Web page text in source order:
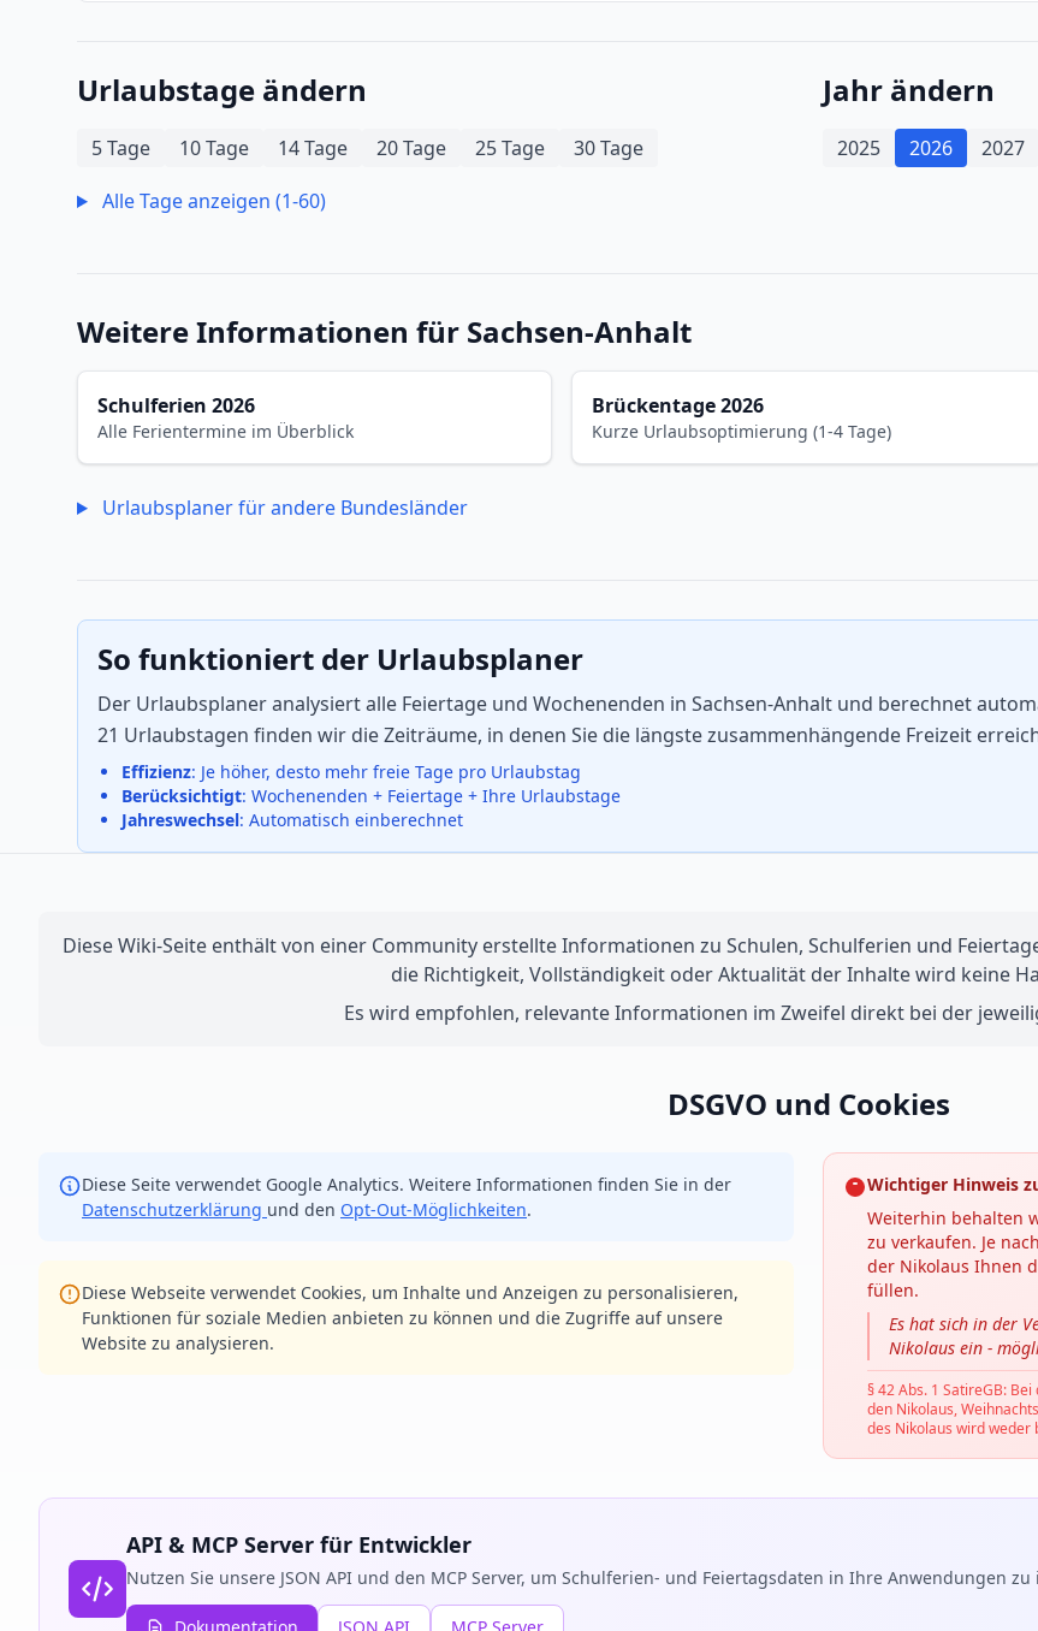
Urlaubstage ändern
5 Tage 10 Tage 14 Tage 20 Tage 25 Tage
30 Tage
Alle Tage anzeigen (1-60)
Jahr ändern
2025 2026 2027
Weitere Informationen für Sachsen-Anhalt
Schulferien 2026
Alle Ferientermine im Überblick
Brückentage 2026
Kurze Urlaubsoptimierung (1-4 Tage)
Urlaubsplaner für andere Bundesländer
So funktioniert der Urlaubsplaner
Der Urlaubsplaner analysiert alle Feiertage und Wochenenden in Sachsen-Anhalt und berechnet
21 Urlaubstagen finden wir die Zeiträume, in denen Sie die längste zusammenhängende Freizeit
Effizienz: Je höher, desto mehr freie Tage pro Urlaubstag
Berücksichtigt: Wochenenden + Feiertage + Ihre Urlaubstage
Jahreswechsel: Automatisch einberechnet
Diese Wiki-Seite enthält von einer Community erstellte Informationen zu Schulen, Schulferien und
die Richtigkeit, Vollständigkeit oder Aktualität der Inhalte wird keine
Es wird empfohlen, relevante Informationen im Zweifel direkt bei der
DSGVO und Cookies
Diese Seite verwendet Google Analytics. Weitere Informationen finden Sie in der
Datenschutzerklärung und den Opt-Out-Möglichkeiten.
Diese Webseite verwendet Cookies, um Inhalte und Anzeigen zu personalisieren,
Funktionen für soziale Medien anbieten zu können und die Zugriffe auf unsere
Website zu analysieren.
Wichtiger Hinweis
Weiterhin behalten
zu verkaufen. Je
der Nikolaus Ihnen
füllen.
Es hat sich in der
Nikolaus ein -
§ 42 Abs. 1 SatireGB:
den Nikolaus,
des Nikolaus wird
API & MCP Server für Entwickler
Nutzen Sie unsere JSON API und den MCP Server, um Schulferien- und Feiertagsdaten in Ihre Anwendungen